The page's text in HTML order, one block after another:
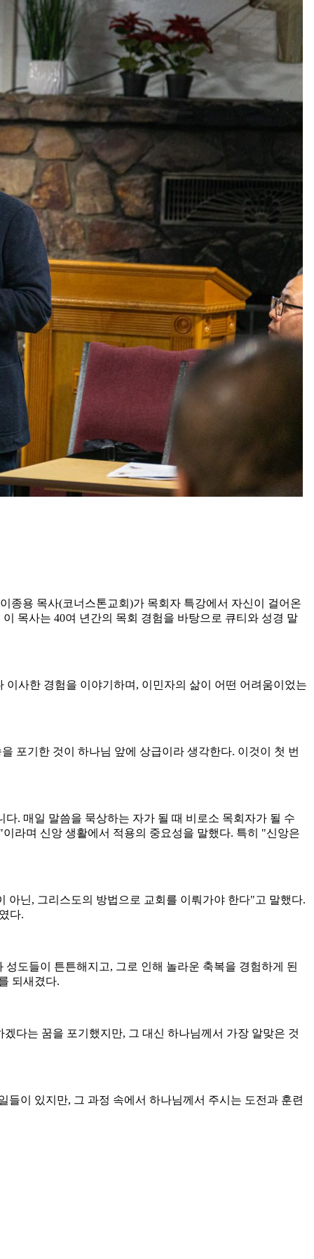
종용 목사(코너스톤교회)가 목회자 특강에서 자신이 걸어온
목사는 40여 년간의 목회 경험을 바탕으로 큐티와 성경 말
사한 경험을 이야기하며, 이민자의 삶이 어떤 어려움이었는
포기한 것이 하나님 앞에 상급이라 생각한다. 이것이 첫 번
. 매일 말씀을 묵상하는 자가 될 때 비로소 목회자가 될 수
라며 신앙 생활에서 적용의 중요성을 말했다. 특히 "신앙은
닌, 그리스도의 방법으로 교회를 이뤄가야 한다"고 말했다.
다.
도들이 튼튼해지고, 그로 인해 놀라운 축복을 경험하게 된
되새겼다.
다는 꿈을 포기했지만, 그 대신 하나님께서 가장 알맞은 것
이 있지만, 그 과정 속에서 하나님께서 주시는 도전과 훈련